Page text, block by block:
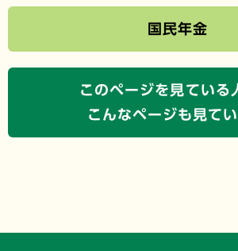
国民年金
このページを見ている
こんなページも見て